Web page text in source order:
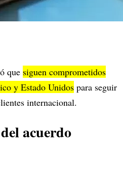
que siguen comprometidos
y Estado Unidos para seguir
internacional.
acuerdo